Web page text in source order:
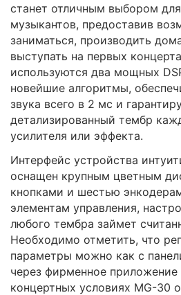
станет отличным выбором
музыкантов, предоставив
заниматься, производить
выступать на первых
используются два мощных
новейшие алгоритмы,
звука всего в 2 мс и
детализированный тембр
усилителя или эффекта.
Интерфейс устройства
оснащен крупным цветным
кнопками и шестью
элементам управления,
любого тембра займет
Необходимо отметить, что
параметры можно как с
через фирменное приложение
концертных условиях MG-30